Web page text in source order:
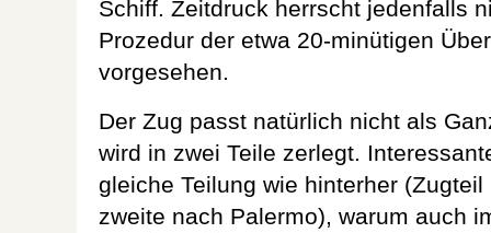
Schiff. Zeitdruck herrscht jedenfalls
Prozedur der etwa 20-minütigen
vorgesehen.
Der Zug passt natürlich nicht als
wird in zwei Teile zerlegt.
gleiche Teilung wie hinterher
zweite nach Palermo), warum auch